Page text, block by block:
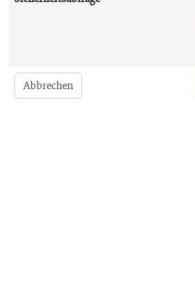
Abbrechen